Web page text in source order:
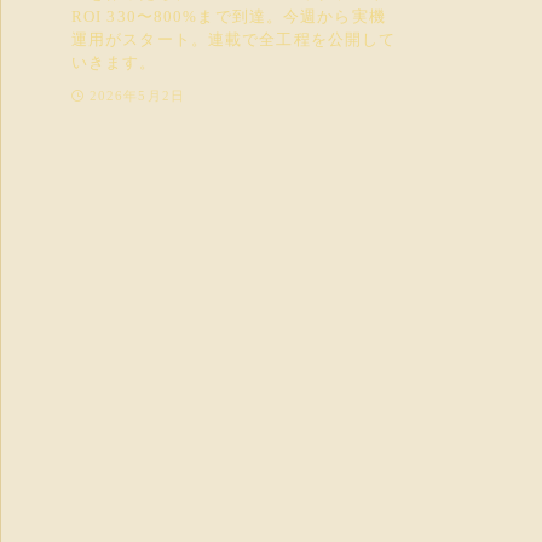
ROI 330〜800%まで到達。今週から実機
運用がスタート。連載で全工程を公開して
いきます。
2026年5月2日